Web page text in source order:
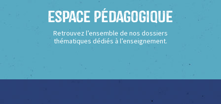
Espace Pédagogique
Retrouvez l’ensemble de nos dossiers
thématiques dédiés à l’enseignement.